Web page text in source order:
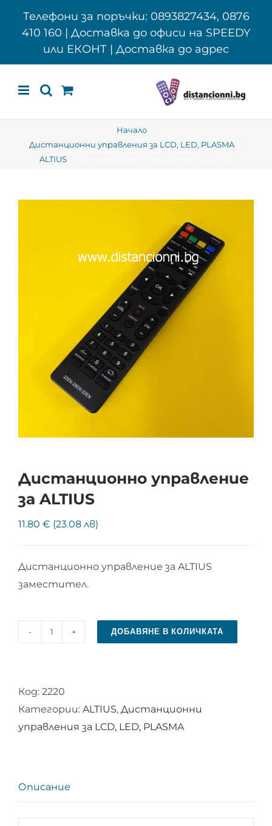
Телефони за поръчки: 0893827434, 0876
410 160 | Доставка до офиси на SPEEDY
или ЕКОНТ | Доставка до адрес
Начало
Дистанционни управления за LCD, LED, PLASMA
ALTIUS
Дистанционно управление
за ALTIUS
11.80 € (23.08 лв)
Дистанционно управление за ALTIUS
заместител.
количество
управление
за
ALTIUS
ДОБАВЯНЕ В КОЛИЧКАТА
Код: 2220
Категории: ALTIUS, Дистанционни
управления за LCD, LED, PLASMA
Описание